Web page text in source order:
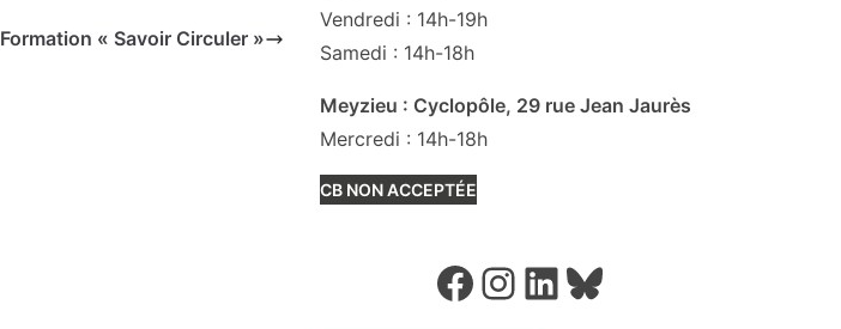
Formation « Savoir Circuler »
Vendredi : 14h-19h
Samedi : 14h-18h
Meyzieu : Cyclopôle, 29 rue Jean Jaurès
Mercredi : 14h-18h
CB NON ACCEPTÉE
Facebook Instagram LinkedIn Bluesky